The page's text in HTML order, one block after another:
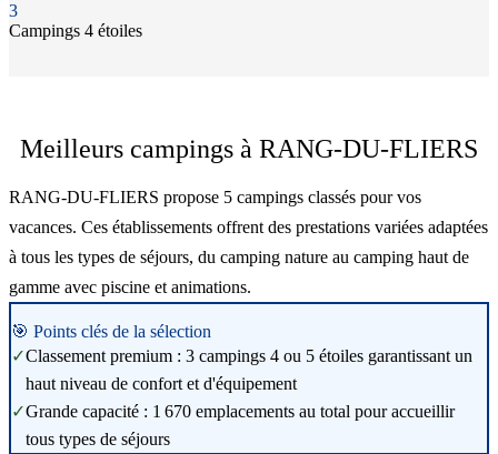
3
Campings 4 étoiles
Meilleurs campings à RANG-DU-FLIERS
RANG-DU-FLIERS propose 5 campings classés pour vos
vacances. Ces établissements offrent des prestations variées adaptées
à tous les types de séjours, du camping nature au camping haut de
gamme avec piscine et animations.
🎯 Points clés de la sélection
✓Classement premium : 3 campings 4 ou 5 étoiles garantissant un
haut niveau de confort et d'équipement
✓Grande capacité : 1 670 emplacements au total pour accueillir
tous types de séjours